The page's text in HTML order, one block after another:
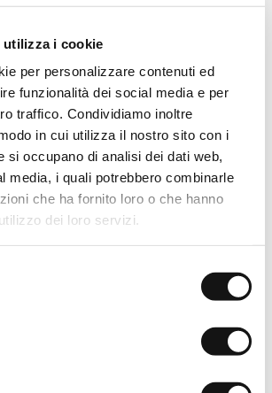
i cookie
per personalizzare contenuti ed
funzionalità dei social media e per
traffico. Condividiamo inoltre
in cui utilizza il nostro sito con i
si occupano di analisi dei dati web,
media, i quali potrebbero combinarle
che ha fornito loro o che hanno
dei loro servizi.
- Gold Yellow
Esaurito
con logo
Cappellino baseball in tela
parachute - Dark Olive